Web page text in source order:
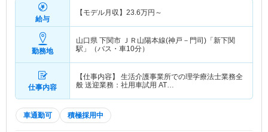
給与
【モデル月収】 23.6万円～
勤務地
山口県 下関市 ＪＲ山陽本線(神戸－門司)「新下関
駅」（バス・車10分）
仕事内容
【仕事内容】 生活介護事業所での理学療法士業務全
般 送迎業務：社用車試用 AT…
車通勤可 積極採用中